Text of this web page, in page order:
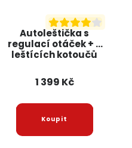
Autoleštička s
regulací otáček + 5
leštících kotoučů
1 399 Kč